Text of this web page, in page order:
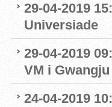
29-04-2019
Universiade
29-04-2019
VM i Gwangju
24-04-2019